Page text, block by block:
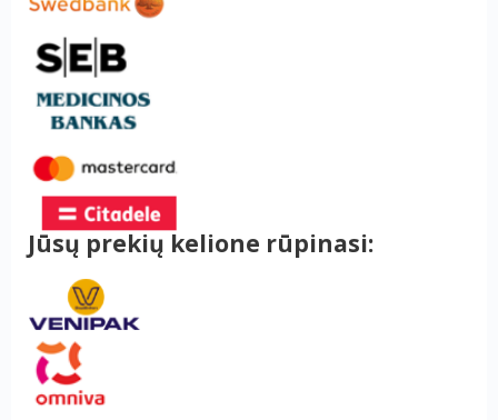
Jūsų prekių kelione rūpinasi: